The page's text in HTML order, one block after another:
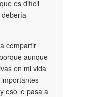
es difícil
debería
compartir
aunque
en mi vida
eso le pasa a